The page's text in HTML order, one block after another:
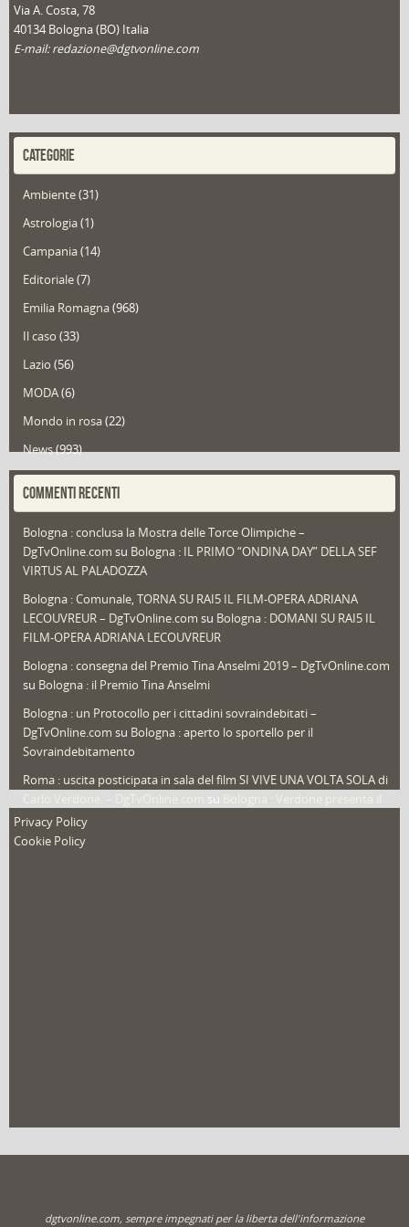
Via A. Costa, 78
40134 Bologna (BO) Italia
E-mail: redazione@dgtvonline.com
CATEGORIE
Ambiente(31)
Astrologia(1)
Campania(14)
Editoriale(7)
Emilia Romagna(968)
Il caso (33)
Lazio (56)
MODA(6)
Mondo in rosa(22)
News(993)
Portfolio(1)
Redazioni(1.049)
Speciali (22)
Sport
That's Bologna Magazine(25)
Video (archivio) (263)
COMMENTI RECENTI
Bologna : conclusa la Mostra delle Torce Olimpiche –
DgTvOnline.com su Bologna : IL PRIMO “ONDINA DAY” DELLA SEF
VIRTUS AL PALADOZZA
Bologna : Comunale, TORNA SU RAI5 IL FILM-OPERA ADRIANA
LECOUVREUR – DgTvOnline.com su Bologna : DOMANI SU RAI5 IL
FILM-OPERA ADRIANA LECOUVREUR
Bologna : consegna del Premio Tina Anselmi 2019 – DgTvOnline.com
su Bologna : il Premio Tina Anselmi
Bologna : un Protocollo per i cittadini sovraindebitati –
DgTvOnline.com su Bologna : aperto lo sportello per il
Sovraindebitamento
Roma : uscita posticipata in sala del film SI VIVE UNA VOLTA SOLA di
su
nuovo film
Privacy Policy
Cookie Policy
dgtvonline.com, sempre impegnati per la liberta dell'informazione